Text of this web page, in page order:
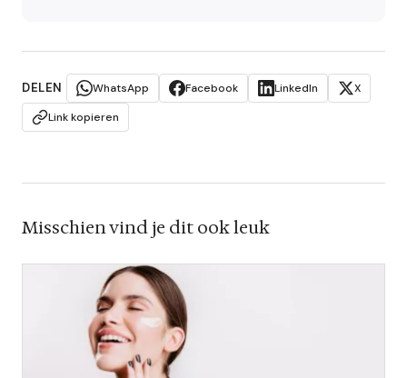
DELEN WhatsApp Facebook LinkedIn
X
Link kopieren
Misschien vind je dit ook leuk